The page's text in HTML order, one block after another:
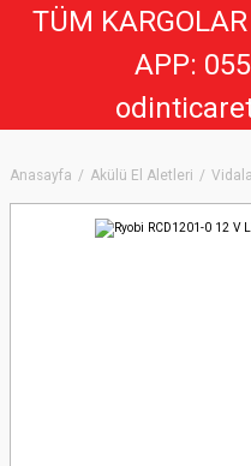
Anasayfa Akülü El Aletleri
TÜM
APP: